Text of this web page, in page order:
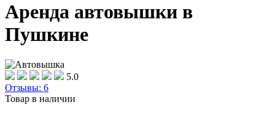
Аренда автовышки в
Пушкине
5.0
Отзывы: 6
Товар в наличии